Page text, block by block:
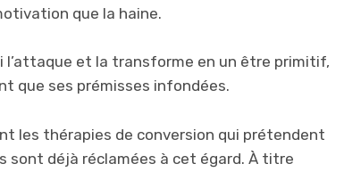
que la haine.
l’attaque et la transforme en un être primitif,
que ses prémisses infondées.
les thérapies de conversion qui prétendent
sont déjà réclamées à cet égard. À titre